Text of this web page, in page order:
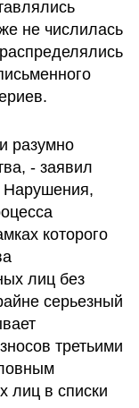
не числилась
разумно
- заявил
Нарушения,
которого
лиц без
серьезный
третьими
лиц в списки